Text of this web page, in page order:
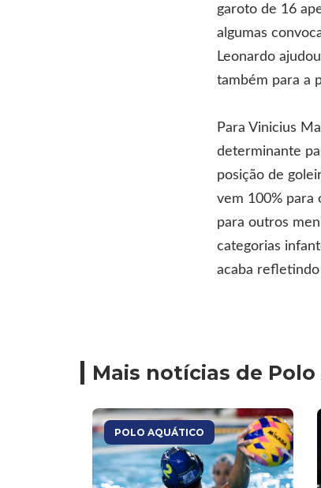
garoto de 16
algumas
Leonardo
também para a
Para Vinicius
determinante
posição de
vem 100% para
para outros
categorias
acaba refletindo
Mais notícias de
POLO AQUÁTICO